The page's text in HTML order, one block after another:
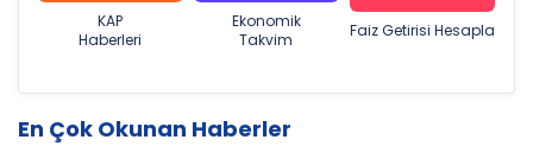
KAP
Haberleri
Ekonomik
Takvim
Faiz Getirisi Hesapla
En Çok Okunan Haberler